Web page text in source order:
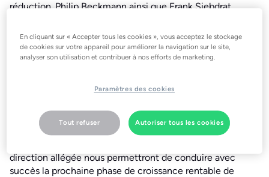
réduction. Philip Beckmann ainsi que Frank Siebdrat,
fonctions. Johannes Schwarz, jusqu’ici directeur
technique (CTO) depuis la création de tado° en 2011,
dirigera l’entreprise aux côtés de Christian Deilmann et
« Au cours des deux dernières années, nous avons
la gestion de l’énergie, point culminant de la récente
levée de fonds », a déclaré M. Beckmann. M. Schwarz a
direction allégée nous permettront de conduire avec
succès la prochaine phase de croissance rentable de
En cliquant sur « Accepter tous les cookies », vous acceptez le stockage
de cookies sur votre appareil pour améliorer la navigation sur le site,
analyser son utilisation et contribuer à nos efforts de marketing.
Paramètres des cookies
Tout refuser Autoriser tous les cookies